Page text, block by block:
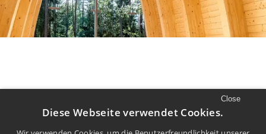
LUST AUF MEHR
Close
Diese Webseite verwendet Cookies.